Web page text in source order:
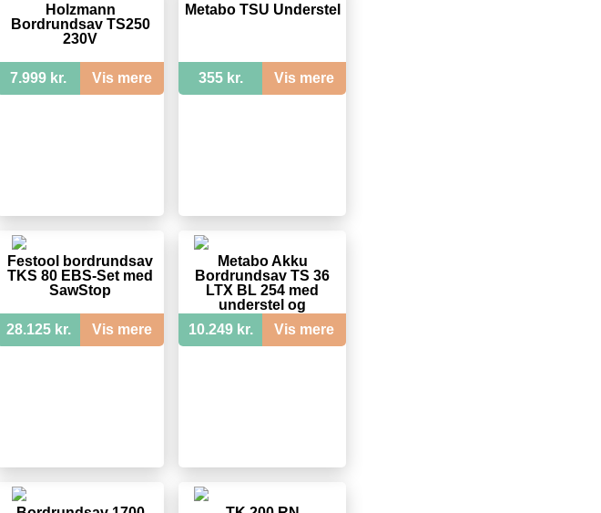
Holzmann
Bordrundsav TS250
230V
7.999 kr. Vis mere
Metabo TSU Understel
355 kr. Vis mere
Festool bordrundsav
TKS 80 EBS-Set med
SawStop
28.125 kr. Vis mere
Metabo Akku
Bordrundsav TS 36
LTX BL 254 med
understel og
10.249 kr. Vis mere